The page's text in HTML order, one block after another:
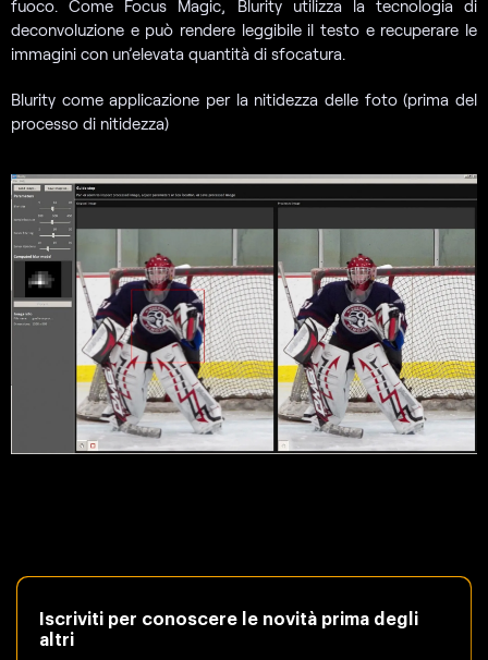
fuoco. Come Focus Magic, Blurity utilizza la tecnologia di
deconvoluzione e può rendere leggibile il testo e recuperare le
immagini con un’elevata quantità di sfocatura.
Blurity come applicazione per la nitidezza delle foto (prima del
processo di nitidezza)
Iscriviti per conoscere le novità prima degli
altri